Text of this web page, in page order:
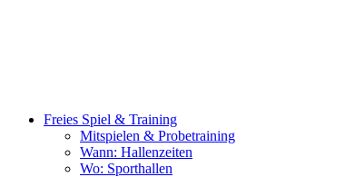
Freies Spiel & Training
Mitspielen & Probetraining
Wann: Hallenzeiten
Wo: Sporthallen